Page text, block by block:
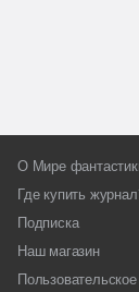
О Мире
Где купить
Подписка
Наш магазин